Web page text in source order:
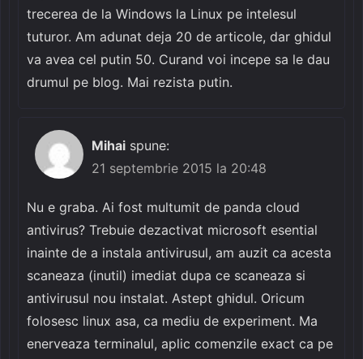
trecerea de la Windows la Linux pe intelesul
tuturor. Am adunat deja 20 de articole, dar ghidul
va avea cel putin 50. Curand voi incepe sa le dau
drumul pe blog. Mai rezista putin.
Mihai spune:
21 septembrie 2015 la 20:48
Nu e graba. Ai fost multumit de panda cloud
antivirus? Trebuie dezactivat microsoft esential
inainte de a instala antivirusul, am auzit ca acesta
scaneaza (inutil) imediat dupa ce scaneaza si
antivirusul nou instalat. Astept ghidul. Oricum
folosesc linux asa, ca mediu de experiment. Ma
enerveaza terminalul, aplic comenzile exact ca pe